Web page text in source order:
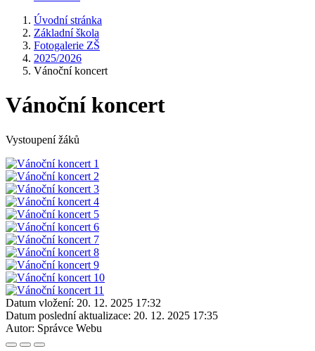
Úvodní stránka
Základní škola
Fotogalerie ZŠ
2025/2026
Vánoční koncert
Vánoční koncert
Vystoupení žáků
Datum vložení: 20. 12. 2025 17:32
Datum poslední aktualizace: 20. 12. 2025 17:35
Autor: Správce Webu